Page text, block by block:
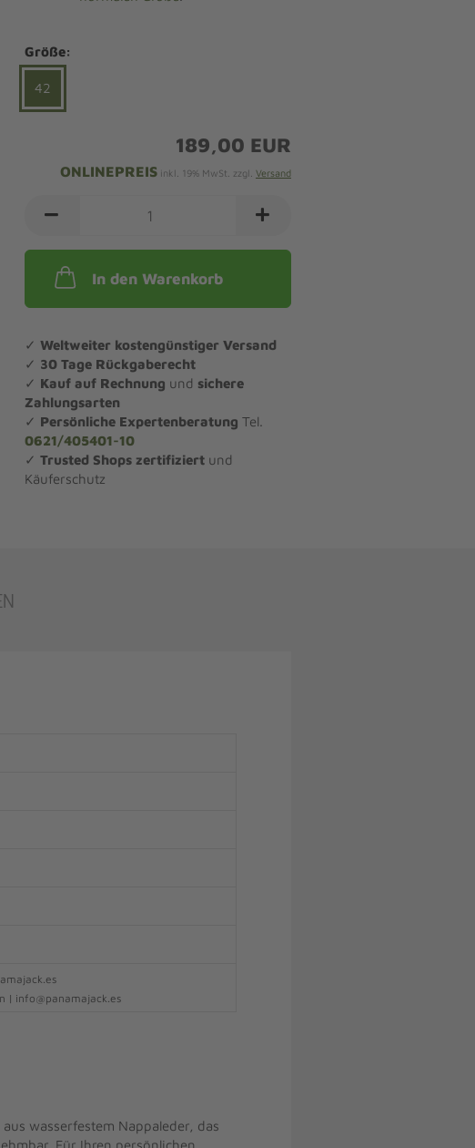
Größe:
42
189,00 EUR
ONLINEPREISinkl. 19% MwSt. zzgl. Versand
In den Warenkorb
✓ Weltweiter kostengünstiger Versand
✓ 30 Tage Rückgaberecht
✓ Kauf auf Rechnung und sichere
Zahlungsarten
✓ Persönliche Expertenberatung Tel.
0621/405401-10
✓ Trusted Shops zertifiziertund
Käuferschutz
| info@panamajack.es
wasserfestem Nappaleder, das
Für Ihren persönlichen